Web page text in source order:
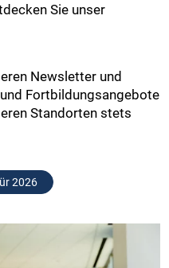
Sie unser
Newsletter und
Fortbildungsangebote
Standorten stets
2026